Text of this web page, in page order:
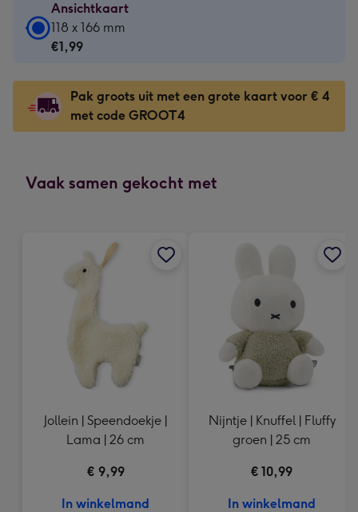
Ansichtkaart
Ansichtkaart
-
-
118
x
-
118 x 166 mm
€1,99
Pak groots uit met een grote kaart voor € 4
met code GROOT4
Vaak samen gekocht met
Jollein | Speendoekje |
Lama | 26 cm
€ 9,99
In winkelmand
Nijntje | Knuffel | Fluffy
groen | 25 cm
€ 10,99
In winkelmand